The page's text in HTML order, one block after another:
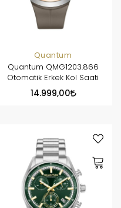
Quantum
Quantum QMG1203.866
Otomatik Erkek Kol Saati
14.999,00